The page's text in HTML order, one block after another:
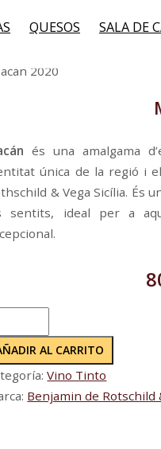
QUESOS SALA DE
2020
és una amalgama
única de la regió i
& Vega Sicília. És
sentits, ideal per a
AL CARRITO
Vino Tinto
Benjamin de Rotschild